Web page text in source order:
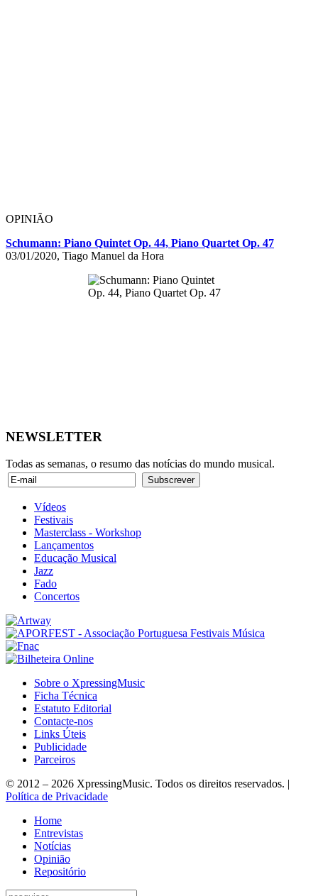
OPINIÃO
Schumann: Piano Quintet Op. 44, Piano Quartet Op. 47
03/01/2020, Tiago Manuel da Hora
NEWSLETTER
Todas as semanas, o resumo das notícias do mundo musical.
Vídeos
Festivais
Masterclass - Workshop
Lançamentos
Educação Musical
Jazz
Fado
Concertos
Sobre o XpressingMusic
Ficha Técnica
Estatuto Editorial
Contacte-nos
Links Úteis
Publicidade
Parceiros
© 2012 – 2026 XpressingMusic. Todos os direitos reservados. |
Política de Privacidade
Home
Entrevistas
Notícias
Opinião
Repositório